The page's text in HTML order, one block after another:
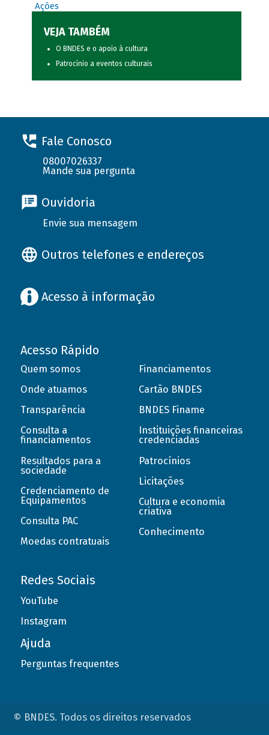
Ações
VEJA TAMBÉM
O BNDES e o apoio à cultura
Patrocínio a eventos culturais
Fale Conosco
08007026337
Mande sua pergunta
Ouvidoria
Envie sua mensagem
Outros telefones e endereços
Acesso à informação
Acesso Rápido
Quem somos
Onde atuamos
Transparência
Consulta a
financiamentos
Resultados para a
sociedade
Credenciamento de
Equipamentos
Consulta PAC
Moedas contratuais
Financiamentos
Cartão BNDES
BNDES Finame
Instituições financeiras
credenciadas
Patrocínios
Licitações
Cultura e economia
criativa
Conhecimento
Redes Sociais
YouTube
Instagram
Ajuda
Perguntas frequentes
© BNDES. Todos os direitos reservados